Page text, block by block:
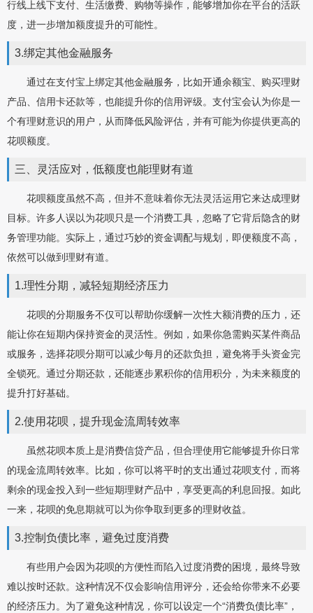
行线上线下支付、生活缴费、购物等操作，能够增加你在平台的活跃
度，进一步增加额度提升的可能性。
3.绑定其他金融服务
通过在支付宝上绑定其他金融服务，比如开通余额宝、购买理财
产品、信用卡还款等，也能提升你的信用评级。支付宝会认为你是一
个有理财意识的用户，从而降低风险评估，并有可能为你提供更高的
花呗额度。
三、灵活应对，低额度也能理财有道
花呗额度虽然不高，但并不意味着你无法灵活运用它来达成理财
目标。许多人误以为花呗只是一个消费工具，忽略了它背后隐含的财
务管理功能。实际上，通过巧妙的资金调配与规划，即便额度不高，
依然可以做到理财有道。
1.理性分期，减轻短期经济压力
花呗的分期服务不仅可以帮助你缓解一次性大额消费的压力，还
能让你在短期内保持资金的灵活性。例如，如果你急需购买某件商品
或服务，选择花呗分期可以减少每月的还款负担，避免将手头资金完
全锁死。通过分期还款，还能逐步累积你的信用积分，为未来额度的
提升打好基础。
2.使用花呗，提升现金流周转效率
虽然花呗本质上是消费信贷产品，但合理使用它能够提升你日常
的现金流周转效率。比如，你可以将平时的支出通过花呗支付，而将
剩余的现金投入到一些短期理财产品中，享受更高的利息回报。如此
一来，花呗的免息期就可以为你争取到更多的理财收益。
3.控制负债比率，避免过度消费
有些用户会因为花呗的方便性而陷入过度消费的困境，最终导致
难以按时还款。这种情况不仅会影响信用评分，还会给你带来不必要
的经济压力。为了避免这种情况，你可以设定一个“消费负债比率”，